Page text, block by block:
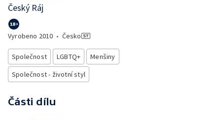
Český Ráj
Vyrobeno 2010 • Česko
Společnost LGBTQ+
Menšiny
Společnost - životní styl
Části dílu